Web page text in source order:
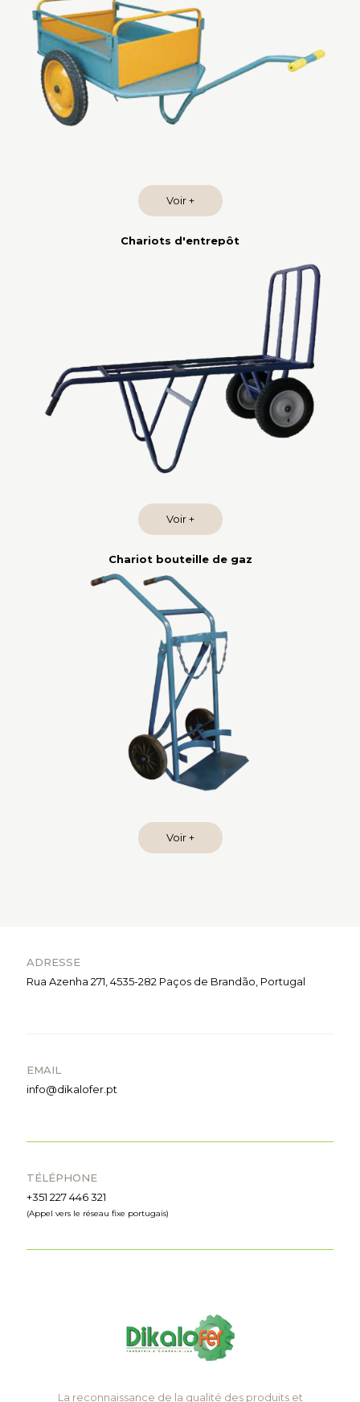
Voir +
Chariots d'entrepôt
Voir +
Chariot bouteille de gaz
Voir +
ADRESSE
Rua Azenha 271, 4535-282 Paços de Brandão, Portugal
EMAIL
info@dikalofer.pt
TÉLÉPHONE
+351 227 446 321
(Appel vers le réseau fixe portugais)
La reconnaissance de la qualité des produits et